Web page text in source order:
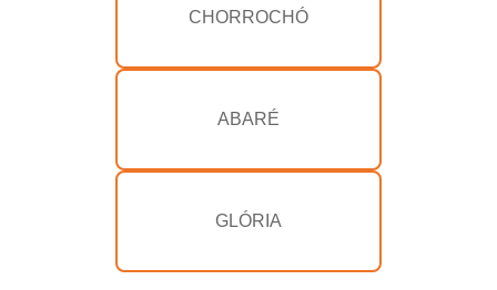
CHORROCHÓ
ABARÉ
GLÓRIA